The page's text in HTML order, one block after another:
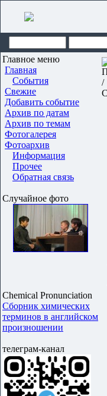
Главное меню
Главная
События
Свежие
Добавить событие
Архив по датам
Архив по темам
Фотогалерея
Фотоархив
Информация
Прочее
Обратная связь
Случайное фото
Chemical Pronunciation
Сборник химических
терминов в английском
произношении
телеграм-канал